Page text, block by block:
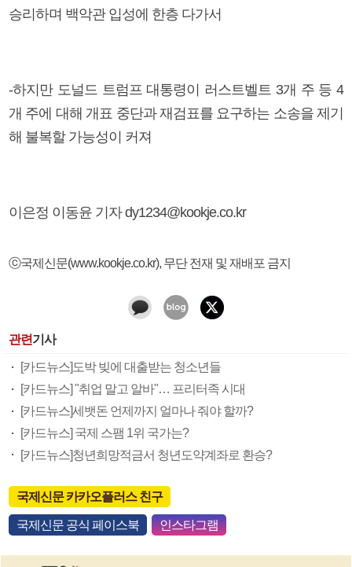
승리하며 백악관 입성에 한층 다가서
-하지만 도널드 트럼프 대통령이 러스트벨트 3개 주 등 4
개 주에 대해 개표 중단과 재검표를 요구하는 소송을 제기
해 불복할 가능성이 커져
이은정 이동윤 기자 dy1234@kookje.co.kr
ⓒ국제신문(www.kookje.co.kr), 무단 전재 및 재배포 금지
관련기사
[카드뉴스]도박 빚에 대출받는 청소년들
[카드뉴스] "취업 말고 알바"… 프리터족 시대
[카드뉴스]세뱃돈 언제까지 얼마나 줘야 할까?
[카드뉴스] 국제 스팸 1위 국가는?
[카드뉴스]청년희망적금서 청년도약계좌로 환승?
국제신문 카카오플러스 친구
국제신문 공식 페이스북 인스타그램